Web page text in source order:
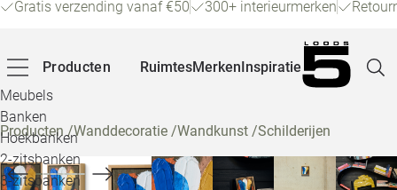
Gratis verzending vanaf €50 300+ interieurmerken
Producten
Meubels
Banken
Hoekbanken
2-zitsbanken
3-zitsbanken
RuimtesMerkenInspiratie
Producten/Wanddecoratie /Wandkunst /Schilderijen